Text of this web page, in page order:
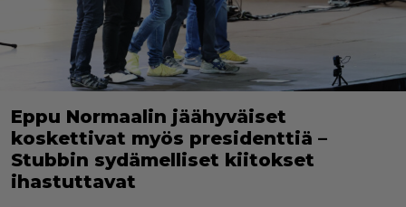
Eppu Normaalin jäähyväiset
koskettivat myös presidenttiä –
Stubbin sydämelliset kiitokset
ihastuttavat